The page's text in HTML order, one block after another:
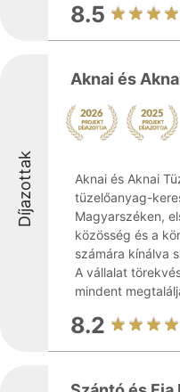
8.5
Díjazottak
Aknai és
Aknai és Aknai
tüzelőanyag-
Magyarszéken,
közösség és a
számára kínálva
A vállalat
mindent
8.2